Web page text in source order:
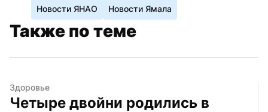
Новости ЯНАО Новости Ямала
Также по теме
Здоровье
Четыре двойни родились в